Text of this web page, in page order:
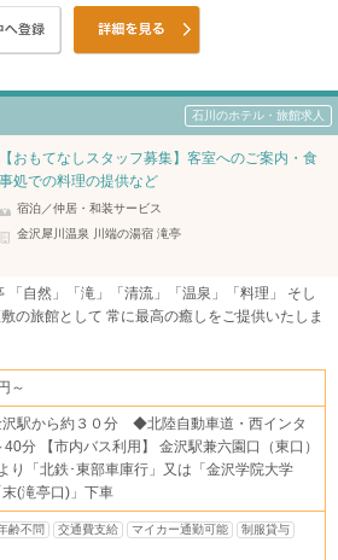
石川のホテル・旅館求人
【おもてなしスタッフ募集】客室へのご案内・食
事処での料理の提供など
宿泊／仲居・和装サービス
金沢犀川温泉 川端の湯宿 滝亭
「自然」「滝」「清流」「温泉」「料理」 そし
の旅館として 常に最高の癒しをご提供いたしま
～
沢駅から約３０分 ◆北陸自動車道・西インタ
分 【市内バス利用】 金沢駅兼六園口（東口）
り「北鉄･東部車庫行」又は「金沢学院大学
(滝亭口)」下車
齢不問 交通費支給 マイカー通勤可能
制服貸与